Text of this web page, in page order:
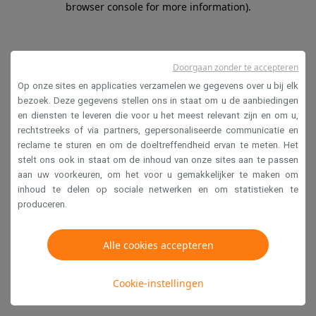
browser console for more information).
Op onze sites en applicaties verzamelen we gegevens over u bij elk
bezoek. Deze gegevens stellen ons in staat om u de aanbiedingen
en diensten te leveren die voor u het meest relevant zijn en om u,
rechtstreeks of via partners, gepersonaliseerde communicatie en
reclame te sturen en om de doeltreffendheid ervan te meten. Het
stelt ons ook in staat om de inhoud van onze sites aan te passen
aan uw voorkeuren, om het voor u gemakkelijker te maken om
inhoud te delen op sociale netwerken en om statistieken te
produceren.
Alle cookies accepteren
Cookie-instellingen
Doorgaan zonder te accepteren